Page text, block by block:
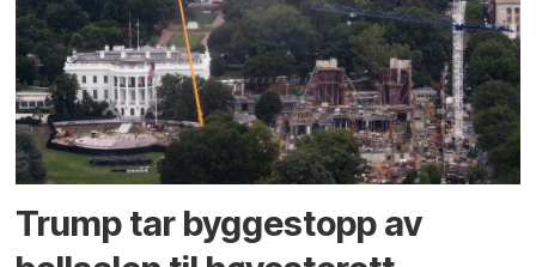
Trump tar byggestopp av